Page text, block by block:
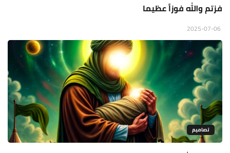
فزتم والله فوزاً عظيما
تصاميم